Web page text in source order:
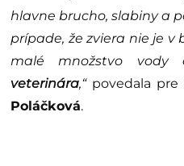
hlavne brucho, slabiny a
prípade, že zviera nie je
malé množstvo
veterinára,“ povedala pre
Poláčková.